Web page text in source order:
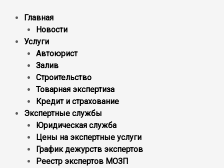
Главная
Новости
Услуги
Автоюрист
Залив
Строительство
Товарная экспертиза
Кредит и страхование
Экспертные службы
Юридическая служба
Цены на экспертные услуги
График дежурств экспертов
Реестр экcпертов МОЗП